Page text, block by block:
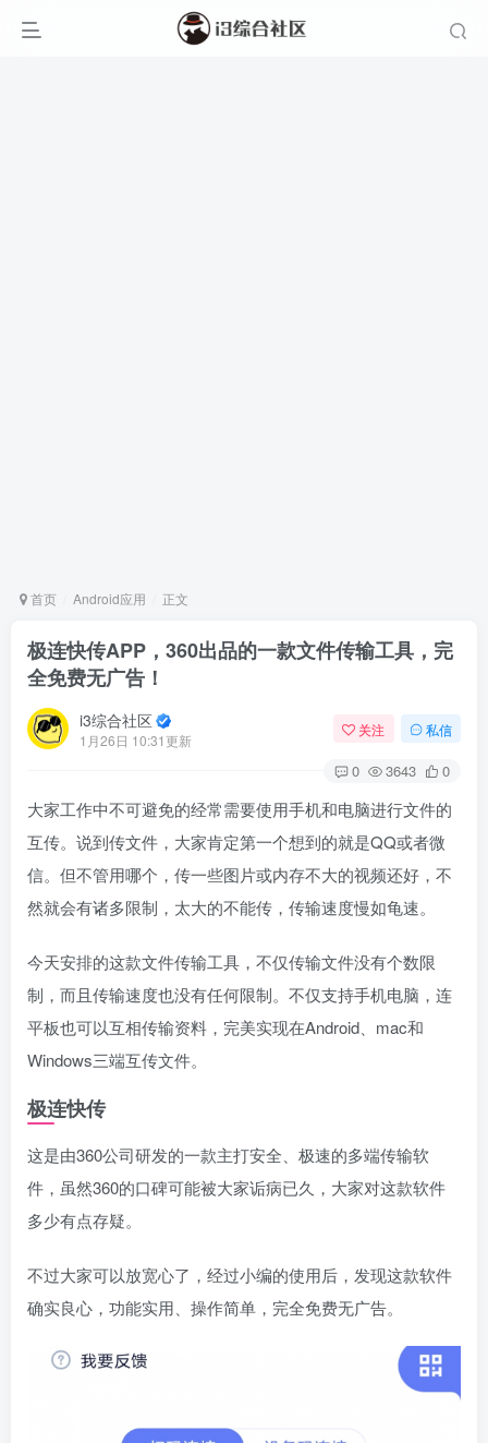
首页 Android应用 正文
极连快传APP，360出品的一款文件传输工具，完
全免费无广告！
i3综合社区
1月26日 10:31更新
关注 私信
0 3643 0
大家工作中不可避免的经常需要使用手机和电脑进行文件的
互传。说到传文件，大家肯定第一个想到的就是QQ或者微
信。但不管用哪个，传一些图片或内存不大的视频还好，不
然就会有诸多限制，太大的不能传，传输速度慢如龟速。
今天安排的这款文件传输工具，不仅传输文件没有个数限
制，而且传输速度也没有任何限制。不仅支持手机电脑，连
平板也可以互相传输资料，完美实现在Android、mac和
Windows三端互传文件。
极连快传
这是由360公司研发的一款主打安全、极速的多端传输软
件，虽然360的口碑可能被大家诟病已久，大家对这款软件
多少有点存疑。
不过大家可以放宽心了，经过小编的使用后，发现这款软件
确实良心，功能实用、操作简单，完全免费无广告。